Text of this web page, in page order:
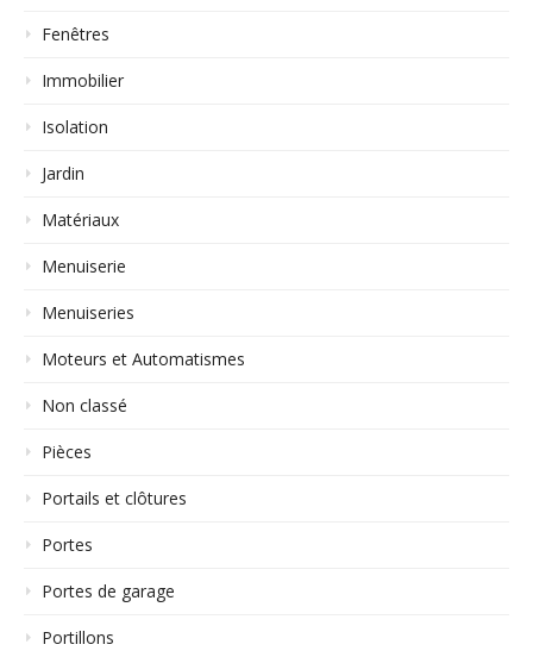
Fenêtres
Immobilier
Isolation
Jardin
Matériaux
Menuiserie
Menuiseries
Moteurs et Automatismes
Non classé
Pièces
Portails et clôtures
Portes
Portes de garage
Portillons